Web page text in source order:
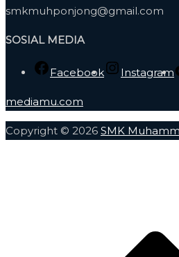
smkmuhponjong@gmail.com
SOSIAL MEDIA
Facebook Instagram
mediamu.com
Copyright © 2026 SMK